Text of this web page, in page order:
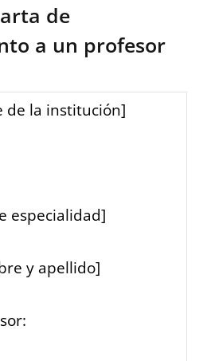
de
a un profesor
de la institución]
especialidad]
y apellido]